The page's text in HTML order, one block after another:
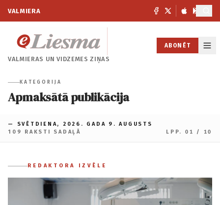
VALMIERA
VALMIERAS UNVIDZEMES ZIŅAS
ABONĒT
KATEGORIJA
Apmaksātā publikācija
— SVĒTDIENA, 2026. GADA 9. AUGUSTS
109 RAKSTI SADAĻĀ
LPP. 01 / 10
REDAKTORA IZVĒLE